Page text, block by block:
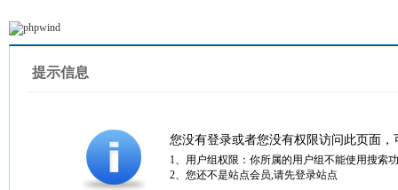
提示信息
您没有登录或者您没有权限访问此页面
1、用户组权限：你所属的用户组不能使用搜索
2、您还不是站点会员,请先登录站点